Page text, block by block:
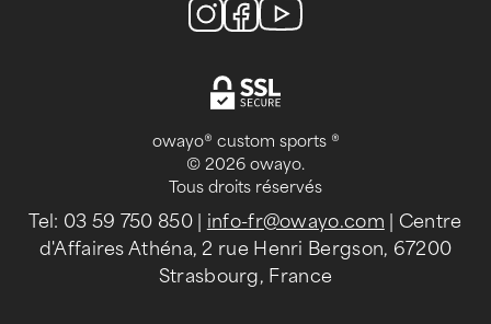
owayo® custom sports ®
© 2026 owayo.
Tous droits réservés
Tel: 03 59 750 850| info-fr@owayo.com | Centre
d'Affaires Athéna, 2 rue Henri Bergson, 67200
Strasbourg, France